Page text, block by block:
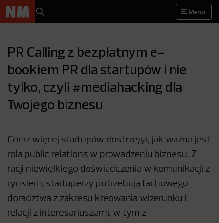
Menu
PR Calling z bezpłatnym e-
bookiem PR dla startupów i nie
tylko, czyli #mediahacking dla
Twojego biznesu
Coraz więcej startupów dostrzega, jak ważna jest
rola public relations w prowadzeniu biznesu. Z
racji niewielkiego doświadczenia w komunikacji z
rynkiem, startuperzy potrzebują fachowego
doradztwa z zakresu kreowania wizerunku i
relacji z interesariuszami, w tym z